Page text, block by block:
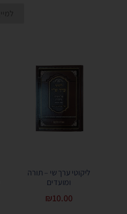
ליקוטי ערך שי – תורה
ומועדים
₪10.00